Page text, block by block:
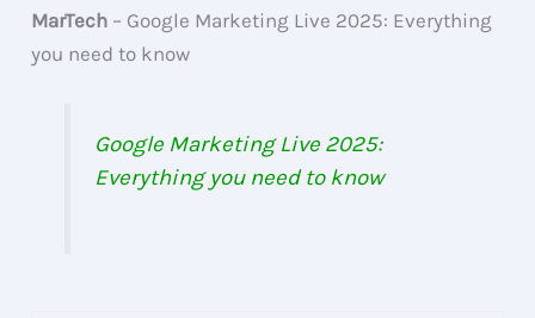
MarTech – Google Marketing Live 2025: Everything
you need to know
Google Marketing Live 2025:
Everything you need to know